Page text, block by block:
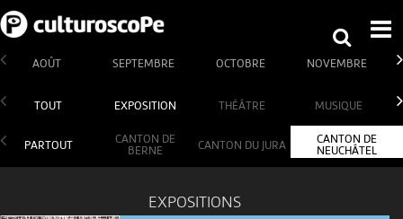
AOÛT SEPTEMBRE OCTOBRE NOVEMBRE
TOUT EXPOSITION THÉÂTRE MUSIQUE
PARTOUT
CANTON DE
BERNE
CANTON DU JURA
CANTON DE
NEUCHÂTEL
EXPOSITIONS